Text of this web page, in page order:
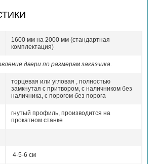
1600 мм на 2000 мм (стандартная
комплектация)
двери по размерам заказчика.
торцевая или угловая , полностью
замкнутая с притвором, с наличником без
наличника, с порогом без порога
гнутый профиль, производится на
прокатном станке
4-5-6 см